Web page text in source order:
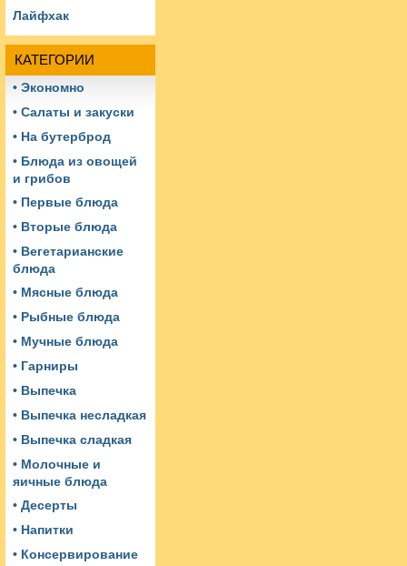
Лайфхак
КАТЕГОРИИ
• Экономно
• Салаты и закуски
• На бутерброд
• Блюда из овощей
и грибов
• Первые блюда
• Вторые блюда
• Вегетарианские
блюда
• Мясные блюда
• Рыбные блюда
• Мучные блюда
• Гарниры
• Выпечка
• Выпечка несладкая
• Выпечка сладкая
• Молочные и
яичные блюда
• Десерты
• Напитки
• Консервирование